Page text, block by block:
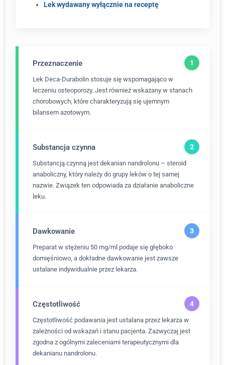
Lek wydawany wyłącznie na receptę
Przeznaczenie
Lek Deca-Durabolin stosuje się wspomagająco w
leczeniu osteoporozy. Jest również wskazany w stanach
chorobowych, które charakteryzują się ujemnym
bilansem azotowym.
Substancja czynna
Substancją czynną jest dekanian nandrolonu – steroid
anaboliczny, który należy do grupy leków o tej samej
nazwie. Związek ten odpowiada za działanie anaboliczne
leku.
Dawkowanie
Preparat w stężeniu 50 mg/ml podaje się głęboko
domięśniowo, a dokładne dawkowanie jest zawsze
ustalane indywidualnie przez lekarza.
Częstotliwość
Częstotliwość podawania jest ustalana przez lekarza w
zależności od wskazań i stanu pacjenta. Zazwyczaj jest
zgodna z ogólnymi zaleceniami terapeutycznymi dla
dekanianu nandrolonu.